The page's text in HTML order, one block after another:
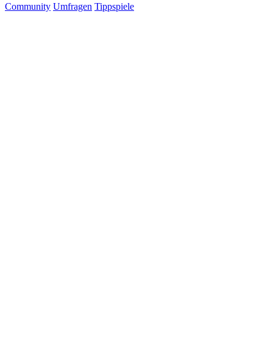
Community Umfragen Tippspiele